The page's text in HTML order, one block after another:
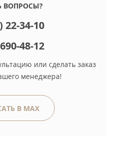
ВОПРОСЫ?
22-34-10
48-12
или сделать заказ
менеджера!
В MAX